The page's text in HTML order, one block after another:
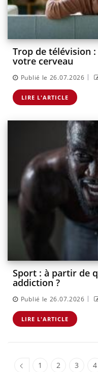
Trop de télévision
votre cerveau
Publié le 26.07.2026 |
LIRE L'ARTICLE
Sport : à partir de
addiction ?
Publié le 26.07.2026 |
LIRE L'ARTICLE
1 2 3 4